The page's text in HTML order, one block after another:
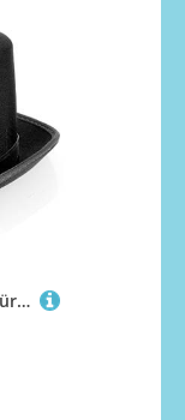
Satin-Zylinder, Kostümhut, für Theater, Tanzaufführungen